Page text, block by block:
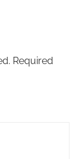
Required